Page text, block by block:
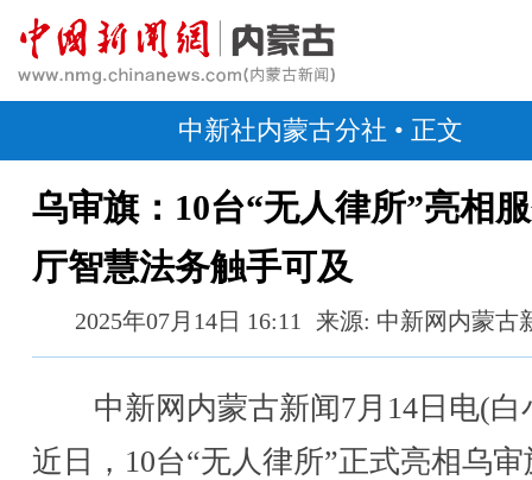
中新社内蒙古分社 • 正文
乌审旗：10台“无人律所”亮相
厅智慧法务触手可及
2025年07月14日 16:11 来源: 中新网内蒙古
中新网内蒙古新闻7月14日电(白
近日，10台“无人律所”正式亮相乌审